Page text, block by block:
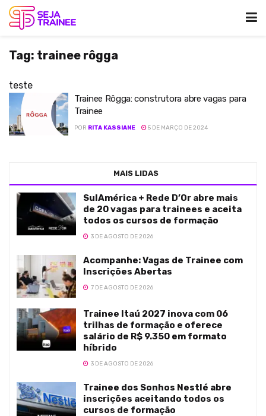
Tag: trainee rôgga
teste
Trainee Rôgga: construtora abre vagas para
Trainee
POR RITA KASSIANE 5 DE MARÇO DE 2024
MAIS LIDAS
SulAmérica + Rede D’Or abre mais
de 20 vagas para trainees e aceita
todos os cursos de formação
3 DE AGOSTO DE 2026
Acompanhe: Vagas de Trainee com
Inscrições Abertas
7 DE AGOSTO DE 2026
Trainee Itaú 2027 inova com 06
trilhas de formação e oferece
salário de R$ 9.350 em formato
híbrido
3 DE AGOSTO DE 2026
Trainee dos Sonhos Nestlé abre
inscrições aceitando todos os
cursos de formação